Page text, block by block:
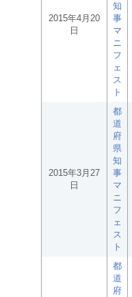
2015年4月20
日
知
事
マ
ニ
フ
ェ
ス
ト
2015年3月27
日
都
道
府
県
知
事
マ
ニ
フ
ェ
ス
ト
都
道
府